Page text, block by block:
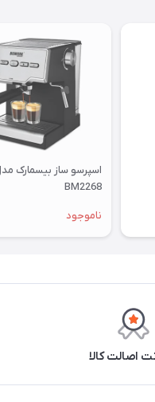
اسپرسو ساز بیسمارک
BM2268
ناموجود
اصالت کالا